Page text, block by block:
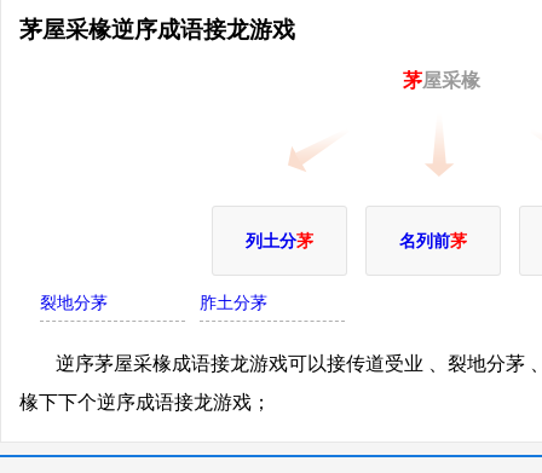
茅屋采椽逆序成语接龙游戏
茅屋采椽
列土分茅 名列前茅
裂地分茅 胙土分茅
逆序茅屋采椽成语接龙游戏可以接传道受业 、裂地分茅
椽下下个逆序成语接龙游戏；